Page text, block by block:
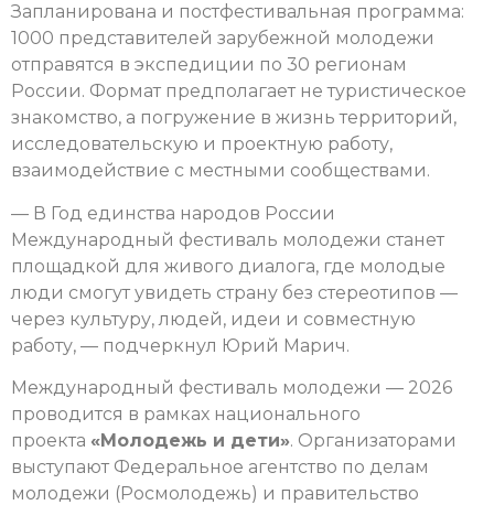
Запланирована и постфестивальная программа:
1000 представителей зарубежной молодежи
отправятся в экспедиции по 30 регионам
России. Формат предполагает не туристическое
знакомство, а погружение в жизнь территорий,
исследовательскую и проектную работу,
взаимодействие с местными сообществами.
— В Год единства народов России
Международный фестиваль молодежи станет
площадкой для живого диалога, где молодые
люди смогут увидеть страну без стереотипов —
через культуру, людей, идеи и совместную
работу, — подчеркнул Юрий Марич.
Международный фестиваль молодежи — 2026
проводится в рамках национального
проекта «Молодежь и дети». Организаторами
выступают Федеральное агентство по делам
молодежи (Росмолодежь) и правительство